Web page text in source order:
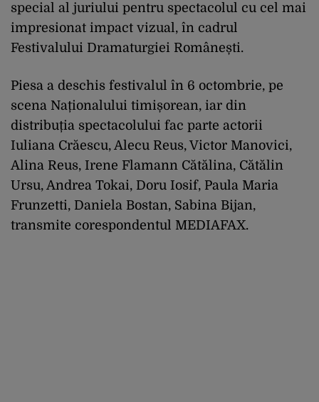
special al juriului pentru spectacolul cu cel mai
impresionat impact vizual, în cadrul
Festivalului Dramaturgiei Românești.
Piesa a deschis festivalul în 6 octombrie, pe
scena Naționalului timișorean, iar din
distribuția spectacolului fac parte actorii
Iuliana Crăescu, Alecu Reus, Victor Manovici,
Alina Reus, Irene Flamann Cătălina, Cătălin
Ursu, Andrea Tokai, Doru Iosif, Paula Maria
Frunzetti, Daniela Bostan, Sabina Bijan,
transmite corespondentul MEDIAFAX.